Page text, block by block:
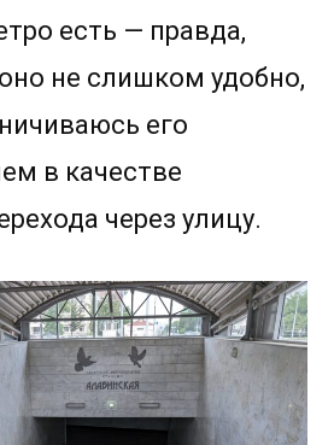
есть — правда,
не слишком удобно,
его
в качестве
через улицу.